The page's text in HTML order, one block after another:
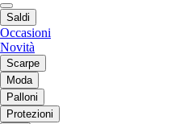
Saldi
Occasioni
Novità
Scarpe
Moda
Palloni
Protezioni